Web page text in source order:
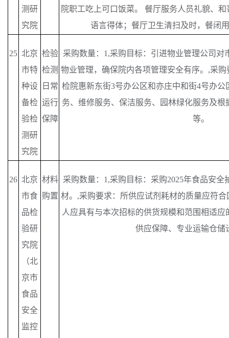
测研
究院
院职工吃上可口饭菜。 餐厅服务人员礼貌、
语言得体；餐厅卫生清扫及时，餐闭
25 北京
市特
种设
备检
验检
测研
究院
检验
检测
日常
运行
保障
采购数量： 1,采购目标：引进物业管理公司对
物业管理，确保院内各项管理安全有序。,采
检院惠新东街3号办公区和亦庄中和街4号办
务、维修服务、保洁服务、园林绿化服务及
等。
26 北京
市食
品检
验研
究院
（北
京市
食品
安全
监控
材料
购置
采购数量： 1,采购目标：采购2025年食品安
材。,采购要求：所供应试剂耗材的质量应符
人应具有与本次招标的供货规模和范围相适
供应保障、专业运输仓储